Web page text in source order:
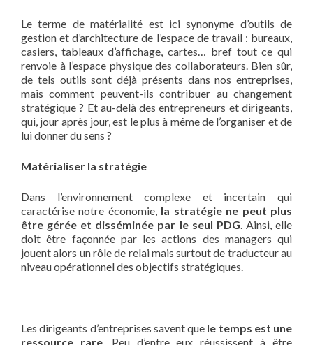
Le terme de matérialité est ici synonyme d’outils de
gestion et d’architecture de l’espace de travail : bureaux,
casiers, tableaux d’affichage, cartes… bref tout ce qui
renvoie à l’espace physique des collaborateurs. Bien sûr,
de tels outils sont déjà présents dans nos entreprises,
mais comment peuvent-ils contribuer au changement
stratégique ? Et au-delà des entrepreneurs et dirigeants,
qui, jour après jour, est le plus à même de l’organiser et de
lui donner du sens ?
Matérialiser la stratégie
Dans l’environnement complexe et incertain qui
caractérise notre économie, la stratégie ne peut plus
être gérée et disséminée par le seul PDG. Ainsi, elle
doit être façonnée par les actions des managers qui
jouent alors un rôle de relai mais surtout de traducteur au
niveau opérationnel des objectifs stratégiques.
Les dirigeants d’entreprises savent que le temps est une
ressource rare. Peu d’entre eux réussissent à être